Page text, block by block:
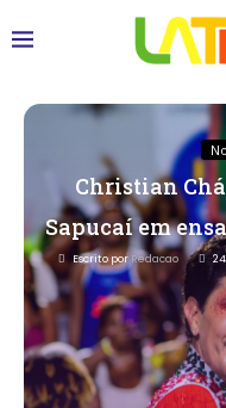
Christian
Sapucaí em
Escrito porRedacao